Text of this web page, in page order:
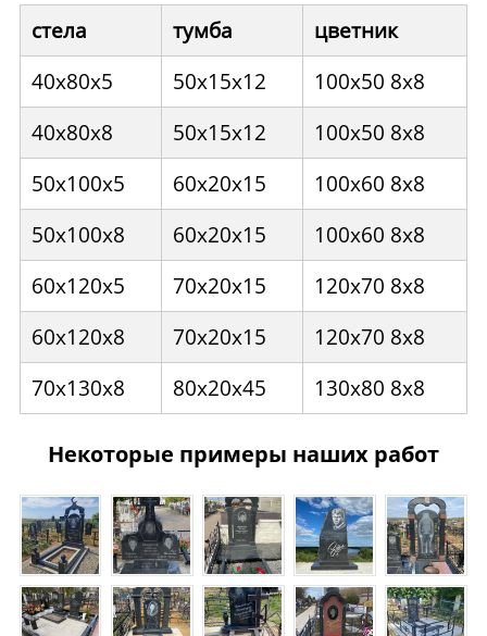
стела тумба
цветник
40x80x5
50x15x12
100x50 8x8
40x80x8
50x15x12
100x50 8x8
50x100x5
60x20x15
100x60 8x8
50x100x8
60x20x15
100x60 8x8
60x120x5
70x20x15
120x70 8x8
60x120x8
70x20x15
120x70 8x8
70x130x8
80x20x45 130x80 8x8
Некоторые примеры наших работ